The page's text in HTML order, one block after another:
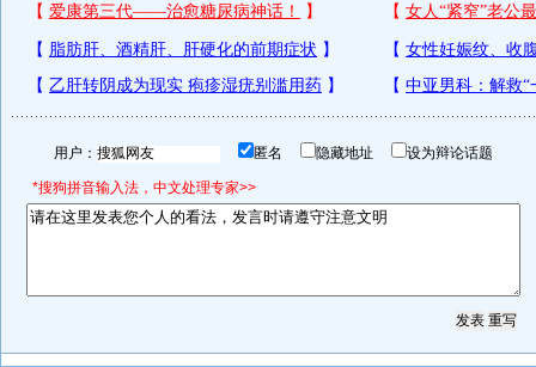
用户： 匿名 隐藏地址 设为辩论话题
*搜狗拼音输入法，中文处理专家>>